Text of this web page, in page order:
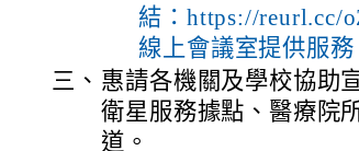
結：https://reurl.cc/
線上會議室提供服務
三、 惠請各機關及學校協助
衛星服務據點、醫療院
道。